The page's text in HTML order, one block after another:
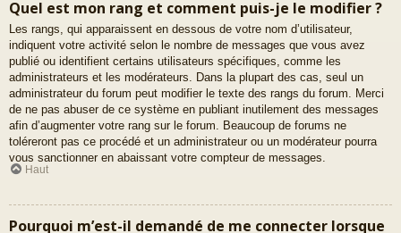
Quel est mon rang et comment puis-je le modifier ?
Les rangs, qui apparaissent en dessous de votre nom d’utilisateur,
indiquent votre activité selon le nombre de messages que vous avez
publié ou identifient certains utilisateurs spécifiques, comme les
administrateurs et les modérateurs. Dans la plupart des cas, seul un
administrateur du forum peut modifier le texte des rangs du forum. Merci
de ne pas abuser de ce système en publiant inutilement des messages
afin d’augmenter votre rang sur le forum. Beaucoup de forums ne
toléreront pas ce procédé et un administrateur ou un modérateur pourra
vous sanctionner en abaissant votre compteur de messages.
Haut
Pourquoi m’est-il demandé de me connecter lorsque